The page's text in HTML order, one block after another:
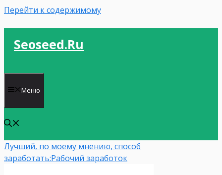
Перейти к содержимому
Seoseed.ru
Меню
Лучший, по моему мнению, способ
заработать:Рабочий заработок